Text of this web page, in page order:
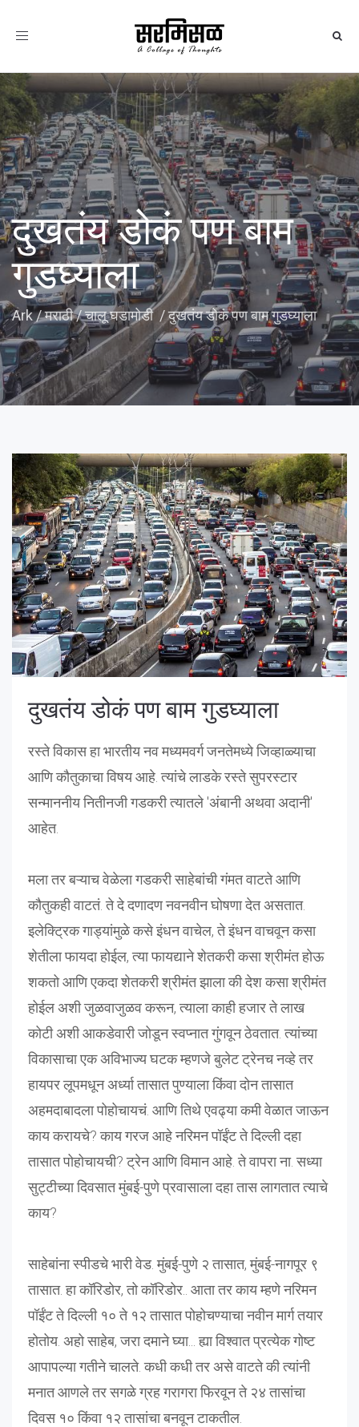
Toggle
दुखतंय डोकं पण बाम
गुडघ्याला
Ark/मराठी/चालू घडामोडी /दुखतंय डोकं पण बाम गुडघ्याला
दुखतंय डोकं पण बाम गुडघ्याला
रस्ते विकास हा भारतीय नव मध्यमवर्ग जनतेमध्ये जिव्हाळ्याचा
आणि कौतुकाचा विषय आहे. त्यांचे लाडके रस्ते सुपरस्टार
सन्माननीय नितीनजी गडकरी त्यातले 'अंबानी अथवा अदानी'
आहेत.
मला तर बऱ्याच वेळेला गडकरी साहेबांची गंमत वाटते आणि
कौतुकही वाटतं. ते दे दणादण नवनवीन घोषणा देत असतात.
इलेक्ट्रिक गाड्यांमुळे कसे इंधन वाचेल, ते इंधन वाचवून कसा
शेतीला फायदा होईल, त्या फायद्याने शेतकरी कसा श्रीमंत होऊ
शकतो आणि एकदा शेतकरी श्रीमंत झाला की देश कसा श्रीमंत
होईल अशी जुळवाजुळव करून, त्याला काही हजार ते लाख
कोटी अशी आकडेवारी जोडून स्वप्नात गुंगवून ठेवतात. त्यांच्या
विकासाचा एक अविभाज्य घटक म्हणजे बुलेट ट्रेनच नव्हे तर
हायपर लूपमधून अर्ध्या तासात पुण्याला किंवा दोन तासात
अहमदाबादला पोहोचायचं. आणि तिथे एवढ्या कमी वेळात जाऊन
काय करायचे? काय गरज आहे नरिमन पॉईंट ते दिल्ली दहा
तासात पोहोचायची? ट्रेन आणि विमान आहे. ते वापरा ना. सध्या
सुट्टीच्या दिवसात मुंबई-पुणे प्रवासाला दहा तास लागतात त्याचे
काय?
साहेबांना स्पीडचे भारी वेड. मुंबई-पुणे २ तासात, मुंबई-नागपूर ९
तासात. हा कॉरिडोर, तो कॉरिडोर.. आता तर काय म्हणे नरिमन
पॉईंट ते दिल्ली १० ते १२ तासात पोहोचण्याचा नवीन मार्ग तयार
होतोय. अहो साहेब, जरा दमाने घ्या... ह्या विश्वात प्रत्येक गोष्ट
आपापल्या गतीने चालते. कधी कधी तर असे वाटते की त्यांनी
मनात आणले तर सगळे ग्रह गरागरा फिरवून ते २४ तासांचा
दिवस १० किंवा १२ तासांचा बनवून टाकतील.